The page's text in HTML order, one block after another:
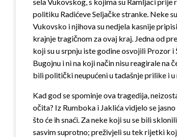
politiku Radićeve Seljačke stranke. Neke
Vukovsko i njihova su nedjela kasnije
krajnje tragičnom za ovaj kraj. Jedna od
koji su u srpnju iste godine osvojili Prozor
Bugojnu i ni na koji način nisu reagirale
bili politički neupućeni u tadašnje prilike i
Kad god se spominje ova tragedija,
očita? Iz Rumboka i Jaklića vidjelo se
što će ih snaći. Za neke koji su se bili
sasvim suprotno; preživjeli su tek rijetki